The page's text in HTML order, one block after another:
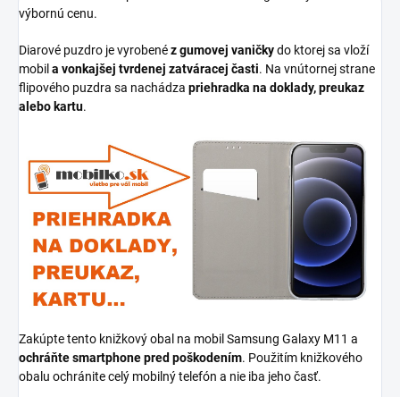
výbornú cenu.
Diarové puzdro je vyrobenéz gumovej vaničkydo ktorej sa vloží
mobil a vonkajšej tvrdenej zatváracej časti. Na vnútornej strane
flipového puzdra sa nachádza priehradka na doklady, preukaz
alebo kartu.
Zakúpte tento knižkový obal na mobil Samsung Galaxy M11 a
ochráňte smartphone pred poškodením. Použitím knižkového
obalu ochránite celý mobilný telefón a nie iba jeho časť.